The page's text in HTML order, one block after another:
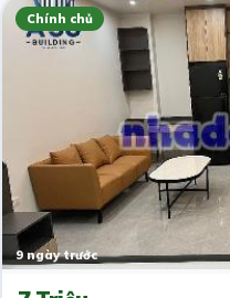
Chính chủ
9 ngày trước